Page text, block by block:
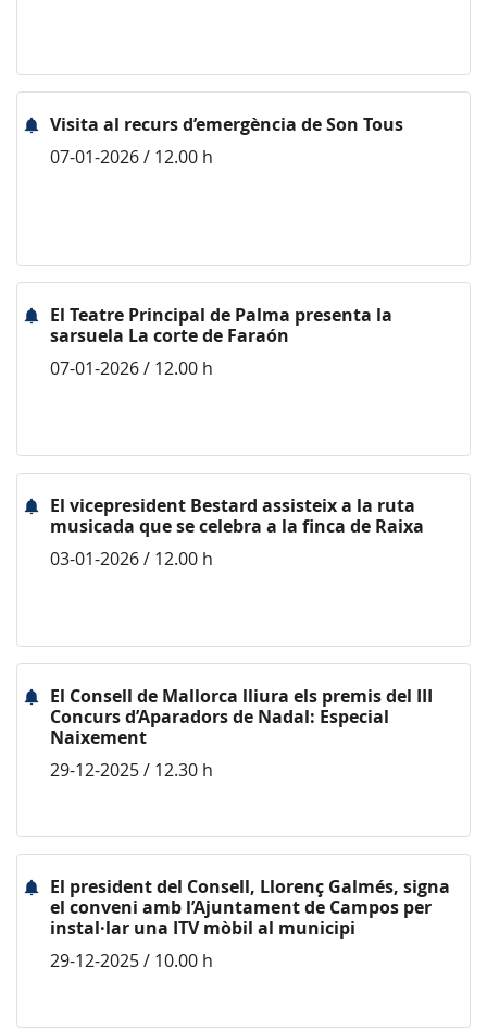
Visita al recurs d’emergència de Son Tous
07-01-2026 / 12.00 h
El Teatre Principal de Palma presenta la
sarsuela La corte de Faraón
07-01-2026 / 12.00 h
El vicepresident Bestard assisteix a la ruta
musicada que se celebra a la finca de Raixa
03-01-2026 / 12.00 h
El Consell de Mallorca lliura els premis del III
Concurs d’Aparadors de Nadal: Especial
Naixement
29-12-2025 / 12.30 h
El president del Consell, Llorenç Galmés, signa
el conveni amb l’Ajuntament de Campos per
instal·lar una ITV mòbil al municipi
29-12-2025 / 10.00 h